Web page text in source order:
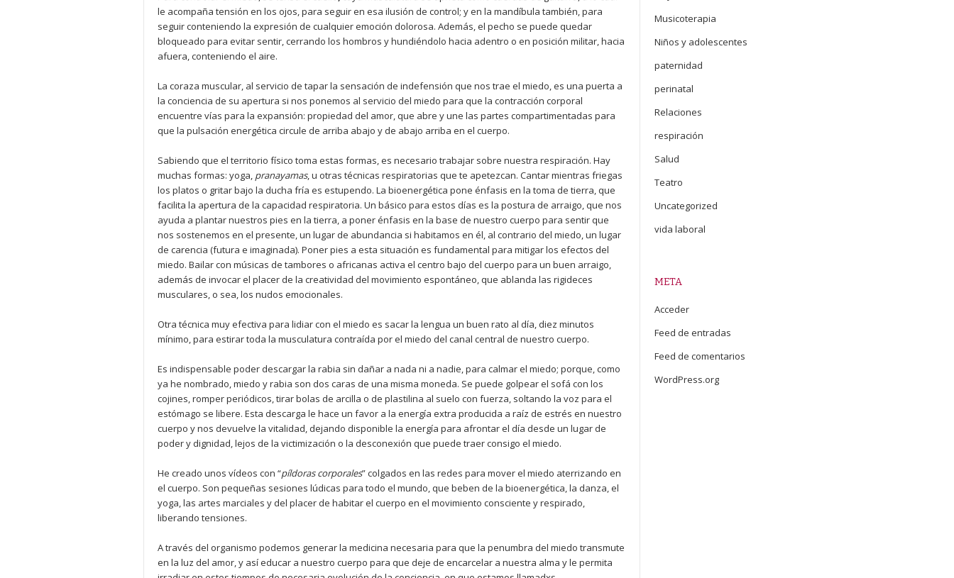
le acompaña tensión en los ojos, para seguir en esa ilusión de control; y en la mandíbula también, para
seguir conteniendo la expresión de cualquier emoción dolorosa. Además, el pecho se puede quedar
bloqueado para evitar sentir, cerrando los hombros y hundiéndolo hacia adentro o en posición militar, hacia
afuera, conteniendo el aire.
La coraza muscular, al servicio de tapar la sensación de indefensión que nos trae el miedo, es una puerta a
la conciencia de su apertura si nos ponemos al servicio del miedo para que la contracción corporal
encuentre vías para la expansión: propiedad del amor, que abre y une las partes compartimentadas para
que la pulsación energética circule de arriba abajo y de abajo arriba en el cuerpo.
Sabiendo que el territorio físico toma estas formas, es necesario trabajar sobre nuestra respiración. Hay
muchas formas: yoga, pranayamas, u otras técnicas respiratorias que te apetezcan. Cantar mientras friegas
los platos o gritar bajo la ducha fría es estupendo. La bioenergética pone énfasis en la toma de tierra, que
facilita la apertura de la capacidad respiratoria. Un básico para estos días es la postura de arraigo, que nos
ayuda a plantar nuestros pies en la tierra, a poner énfasis en la base de nuestro cuerpo para sentir que
nos sostenemos en el presente, un lugar de abundancia si habitamos en él, al contrario del miedo, un lugar
de carencia (futura e imaginada). Poner pies a esta situación es fundamental para mitigar los efectos del
miedo. Bailar con músicas de tambores o africanas activa el centro bajo del cuerpo para un buen arraigo,
además de invocar el placer de la creatividad del movimiento espontáneo, que ablanda las rigideces
musculares, o sea, los nudos emocionales.
Otra técnica muy efectiva para lidiar con el miedo es sacar la lengua un buen rato al día, diez minutos
mínimo, para estirar toda la musculatura contraída por el miedo del canal central de nuestro cuerpo.
Es indispensable poder descargar la rabia sin dañar a nada ni a nadie, para calmar el miedo; porque, como
ya he nombrado, miedo y rabia son dos caras de una misma moneda. Se puede golpear el sofá con los
cojines, romper periódicos, tirar bolas de arcilla o de plastilina al suelo con fuerza, soltando la voz para el
estómago se libere. Esta descarga le hace un favor a la energía extra producida a raíz de estrés en nuestro
cuerpo y nos devuelve la vitalidad, dejando disponible la energía para afrontar el día desde un lugar de
poder y dignidad, lejos de la victimización o la desconexión que puede traer consigo el miedo.
He creado unos vídeos con “píldoras corporales” colgados en las redes para mover el miedo aterrizando en
el cuerpo. Son pequeñas sesiones lúdicas para todo el mundo, que beben de la bioenergética, la danza, el
yoga, las artes marciales y del placer de habitar el cuerpo en el movimiento consciente y respirado,
liberando tensiones.
A través del organismo podemos generar la medicina necesaria para que la penumbra del miedo transmute
en la luz del amor, y así educar a nuestro cuerpo para que deje de encarcelar a nuestra alma y le permita
Musicoterapia
Niños y adolescentes
paternidad
perinatal
Relaciones
respiración
Salud
Teatro
Uncategorized
vida laboral
META
Acceder
Feed de entradas
Feed de comentarios
WordPress.org